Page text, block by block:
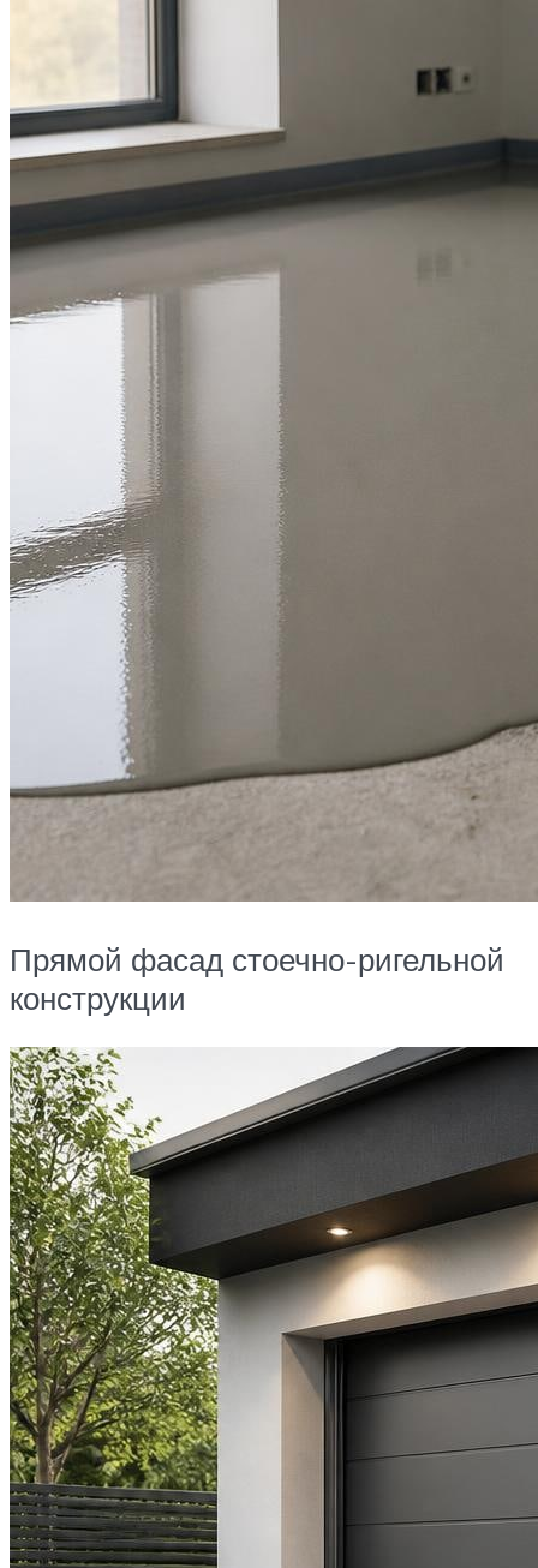
Прямой фасад стоечно-ригельной
конструкции